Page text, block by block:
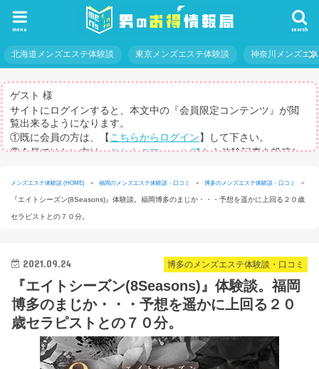
search
menu
北海道メンズエステ体験談 東京メンズエステ体験談 神奈川メンズエ
ゲスト 様
サイトにログインすると、本文中の『会員限定コンテンツ』が閲
覧出来るようになります。
①既に会員の方は、【 こちらからログイン 】して下さい。
②会員ではない方は、こちらのフォーム
から体験記事を投稿し
※体験記事が書けない方や、すべての記事を閲覧したい方のため
メンズエステ体験談 (HOME) » 福岡のメンズエステ体験談・口コミ » 博多のメンズエステ体験談・口コミ »
『エイトシーズン(8Seasons)』体験談。福岡博多のまじか・・・予想を遥かに上回る２０歳
セラピストとの７０分。
博多のメンズエステ体験談・口コミ
2021.09.24
『エイトシーズン(8Seasons)』体験談。福岡
博多のまじか・・・予想を遥かに上回る２０
歳セラピストとの７０分。